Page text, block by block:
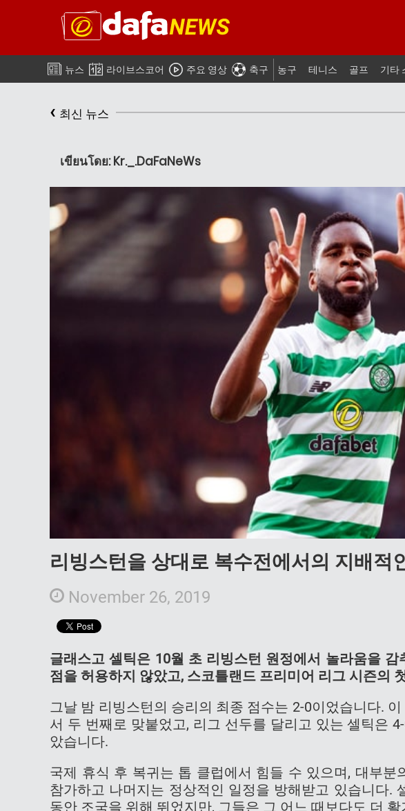
뉴스 라이브스코어 주요 영상 축구 농구 테니스 골프 기타
‹ 최신 뉴스
เขียนโดย: Kr._.DaFaNeWs
리빙스턴을 상대로 복수전에서의 지배적
November 26, 2019
글래스고 셀틱은 10월 초 리빙스턴 원정에서 놀라움을
점을 허용하지 않았고, 스코틀랜드 프리미어 리그 시즌의
그날 밤 리빙스턴의 승리의 최종 점수는 2-0이었습니다.
서 두 번째로 맞붙었고, 리그 선두를 달리고 있는 셀틱은
았습니다.
국제 휴식 후 복귀는 톱 클럽에서 힘들 수 있으며, 대부분
참가하고 나머지는 정상적인 일정을 방해받고 있습니다.
동안 조국을 위해 뛰었지만, 그들은 그 어느 때보다도 더